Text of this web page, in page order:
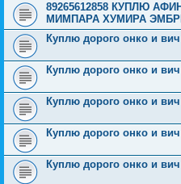
89265612858 КУПЛЮ
МИМПАРА ХУМИРА
Куплю дорого онко и
Куплю дорого онко и
Куплю дорого онко и
Куплю дорого онко и
Куплю дорого онко и